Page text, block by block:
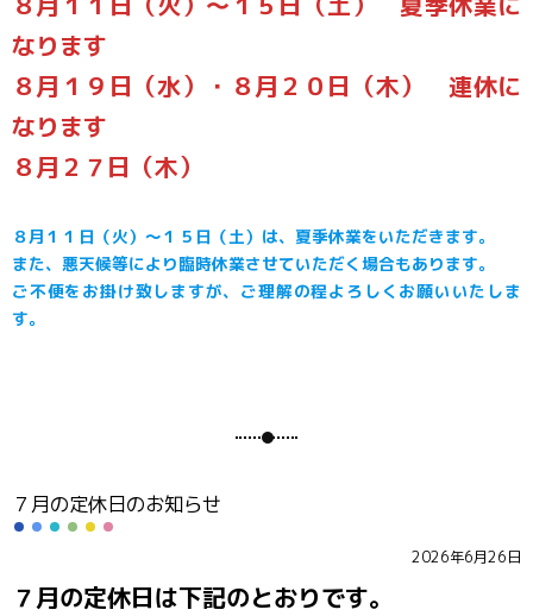
なります
８月１９日（水）・８月２０日（木） 連休に
なります
８月２７日（木）
８月１１日（火）～１５日（土）は、夏季休業をいただきます。
また、悪天候等により臨時休業させていただく場合もあります。
ご不便をお掛け致しますが、ご理解の程よろしくお願いいたしま
す。
７月の定休日のお知らせ
2026年6月26日
７月の定休日は下記のとおりです。